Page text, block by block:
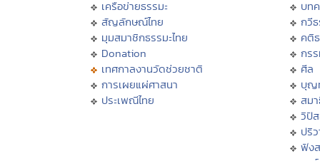
เครือข่ายธรรมะ
สัญลักษณ์ไทย
มุมสมาชิกธรรมะไทย
Donation
เทศกาลงานวัดช่วยชาติ
การเผยแผ่ศาสนา
ประเพณีไทย
บท
กวี
คติ
กร
ศีล
บุญ
สม
วิปั
ปริ
ฟัง